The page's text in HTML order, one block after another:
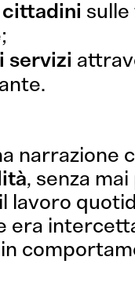
servizi
narrazione
, senza
lavoro
era